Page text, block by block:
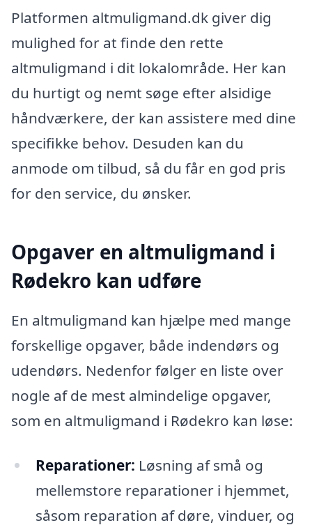
Platformen altmuligmand.dk giver dig
mulighed for at finde den rette
altmuligmand i dit lokalområde. Her kan
du hurtigt og nemt søge efter alsidige
håndværkere, der kan assistere med dine
specifikke behov. Desuden kan du
anmode om tilbud, så du får en god pris
for den service, du ønsker.
Opgaver en altmuligmand i
Rødekro kan udføre
En altmuligmand kan hjælpe med mange
forskellige opgaver, både indendørs og
udendørs. Nedenfor følger en liste over
nogle af de mest almindelige opgaver,
som en altmuligmand i Rødekro kan løse:
Reparationer: Løsning af små og
mellemstore reparationer i hjemmet,
såsom reparation af døre, vinduer, og